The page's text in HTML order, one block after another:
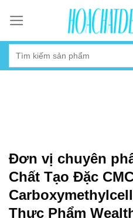
content
Đơn vị chuyên
Chất Tạo Đặc
Thực Phẩm